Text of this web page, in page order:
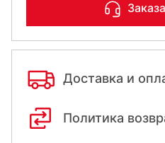
Доставка и
Политика